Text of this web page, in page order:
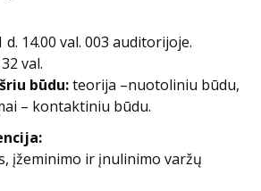
d. 14.00 val. 003 auditorijoje.
32 val.
būdu:teorija –nuotoliniu būdu,
– kontaktiniu būdu.
įžeminimo ir įnulinimo varžų